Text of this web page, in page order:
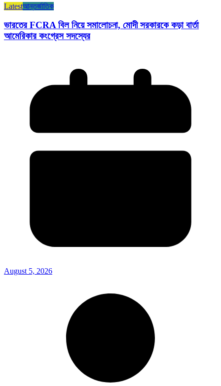
Latestআন্তর্জাতিক
ভারতের FCRA বিল নিয়ে সমালোচনা, মোদী সরকারকে কড়া বার্তা
আমেরিকার কংগ্রেস সদস্যের
August 5, 2026